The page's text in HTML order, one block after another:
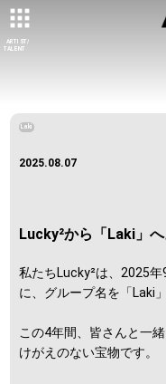
ARTIST/
TALENT
Laki
2025.08.07
Lucky²から「Laki」
私たちLucky²は、2025
に、グループ名を「Laki
この4年間、皆さんと一
けがえのない宝物です。